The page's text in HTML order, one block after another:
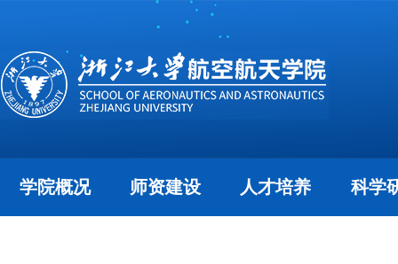
学院概况 师资建设 人才培养 科学